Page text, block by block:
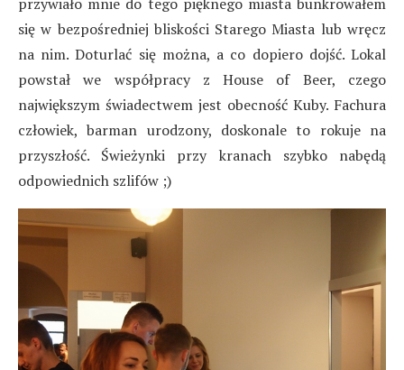
się w bezpośredniej bliskości Starego Miasta lub wręcz
na nim. Doturlać się można, a co dopiero dojść. Lokal
powstał we współpracy z House of Beer, czego
największym świadectwem jest obecność Kuby. Fachura
człowiek, barman urodzony, doskonale to rokuje na
przyszłość. Świeżynki przy kranach szybko nabędą
odpowiednich szlifów ;)